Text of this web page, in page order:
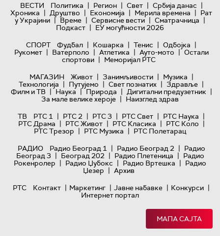
ВЕСТИ Политика | Регион | Свет | Србија данас |
Хроника | Друштво | Економија | Мерила времена | Рат
у Украјини | Време | Сервисне вести | Сматрачница |
Подкаст | ЕУ могућности 2026
СПОРТ
Фудбал | Кошарка | Тенис | Одбојка |
Рукомет | Ватерполо | Атлетика | Ауто-мото | Остали
спортови | Меморијал РТС
МАГАЗИН
Живот | Занимљивости | Музика |
Технологијa | Путујемо | Свет познатих | Здравље |
Филм и ТВ | Наука | Природа | Дигитални предузетник |
За мале велике хероје | Наизглед здрав
ТВ
РТС 1 | РТС 2 | РТС 3 | РТС Свет | РТС Наука |
РТС Драма | РТС Живот | РТС Класика | РТС Коло |
РТС Трезор | РТС Музика | РТС Полетарац
РАДИО
Радио Београд 1 | Радио Београд 2 | Радио
Београд 3 | Београд 202 | Радио Плетеница | Радио
Рокенролер | Радио Џубокс | Радио Вртешка | Радио
Џезер | Архив
РТС
Контакт | Маркетинг | Јавне набавке | Конкурси |
Интернет портал
МАПА САЈТА